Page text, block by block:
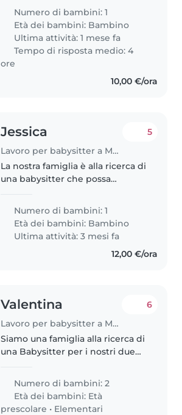
Orario: Circa 4-6 ore a settimana
(pomeriggi da concordare).
Andare a prenderla all'asilo..
Numero di bambini: 1
Età dei bambini: Bambino
Ultima attività: 1 mese fa
Tempo di risposta medio: 4
ore
10,00 €/ora
Jessica
Lavoro per babysitter a Montemurlo
5
La nostra famiglia è alla ricerca di
una babysitter che possa
anni e mezzo nei giorni in cui,
per necessità della scuola o per
esigenze di salute,..
Numero di bambini: 1
Età dei bambini: Bambino
Ultima attività: 3 mesi fa
12,00 €/ora
Valentina
Lavoro per babysitter a Montemurlo
6
Siamo una famiglia alla ricerca di
una Babysitter per i nostri due
prescolare e uno in età scolare. I
nostri figli sono energici, curiosi
e giocosi. La Babysitter..
Numero di bambini: 2
Età dei bambini: Età
prescolare • Elementari